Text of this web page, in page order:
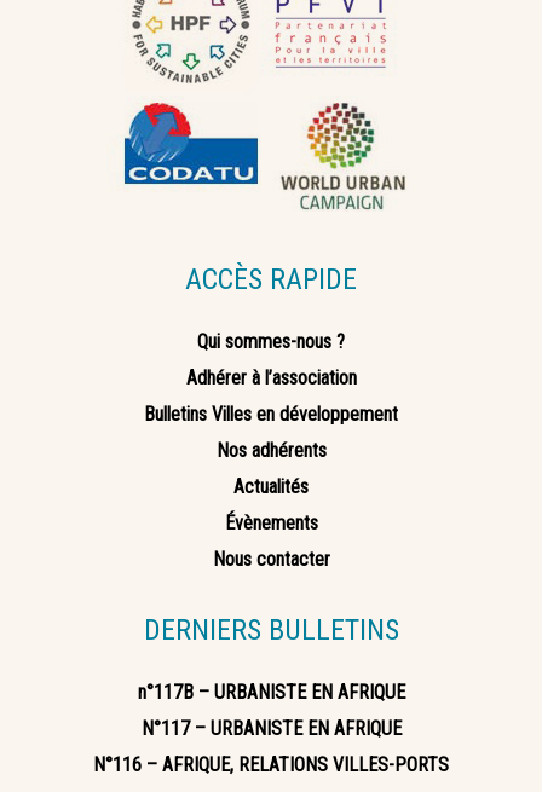
ACCÈS RAPIDE
Qui sommes-nous ?
Adhérer à l’association
Bulletins Villes en développement
Nos adhérents
Actualités
Évènements
Nous contacter
DERNIERS BULLETINS
n°117B – URBANISTE EN AFRIQUE
N°117 – URBANISTE EN AFRIQUE
N°116 – AFRIQUE, RELATIONS VILLES-PORTS